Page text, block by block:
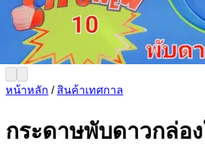
หน้าหลัก / สินค้าเทศกาล
กระดาษพับดาวกล่อ